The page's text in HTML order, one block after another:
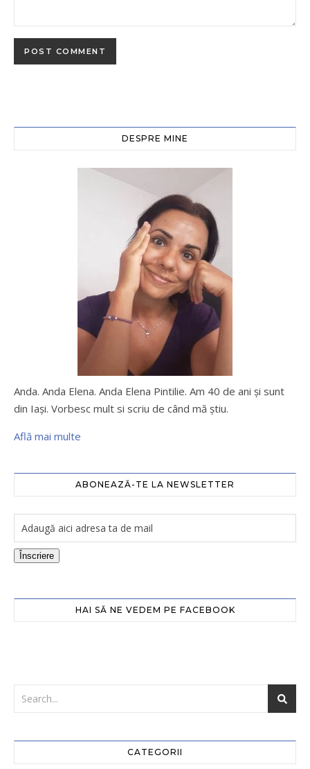
DESPRE MINE
Anda. Anda Elena. Anda Elena Pintilie. Am 40 de ani şi sunt
din Iaşi. Vorbesc mult si scriu de când mă ştiu.
Află mai multe
ABONEAZĂ-TE LA NEWSLETTER
Înscriere
HAI SĂ NE VEDEM PE FACEBOOK
CATEGORII